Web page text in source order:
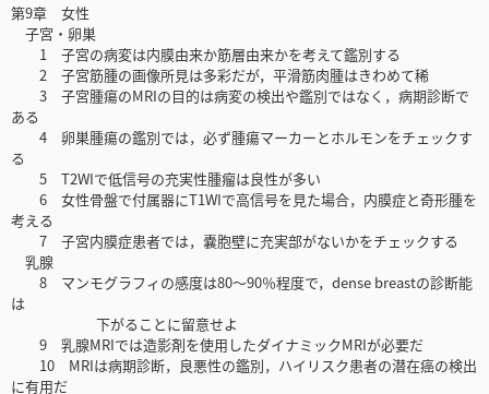
第9章 女性
子宮・卵巣
1 子宮の病変は内膜由来か筋層由来かを考えて鑑別する
2 子宮筋腫の画像所見は多彩だが，平滑筋肉腫はきわめて稀
3 子宮腫瘍のMRIの目的は病変の検出や鑑別ではなく，病期診断で
ある
4 卵巣腫瘍の鑑別では，必ず腫瘍マーカーとホルモンをチェックす
る
5 T2WIで低信号の充実性腫瘤は良性が多い
6 女性骨盤で付属器にT1WIで高信号を見た場合，内膜症と奇形腫を
考える
7 子宮内膜症患者では，嚢胞壁に充実部がないかをチェックする
乳腺
8 マンモグラフィの感度は80～90％程度で，dense breastの診断能
は
下がることに留意せよ
9 乳腺MRIでは造影剤を使用したダイナミックMRIが必要だ
10 MRIは病期診断，良悪性の鑑別，ハイリスク患者の潜在癌の検出
に有用だ